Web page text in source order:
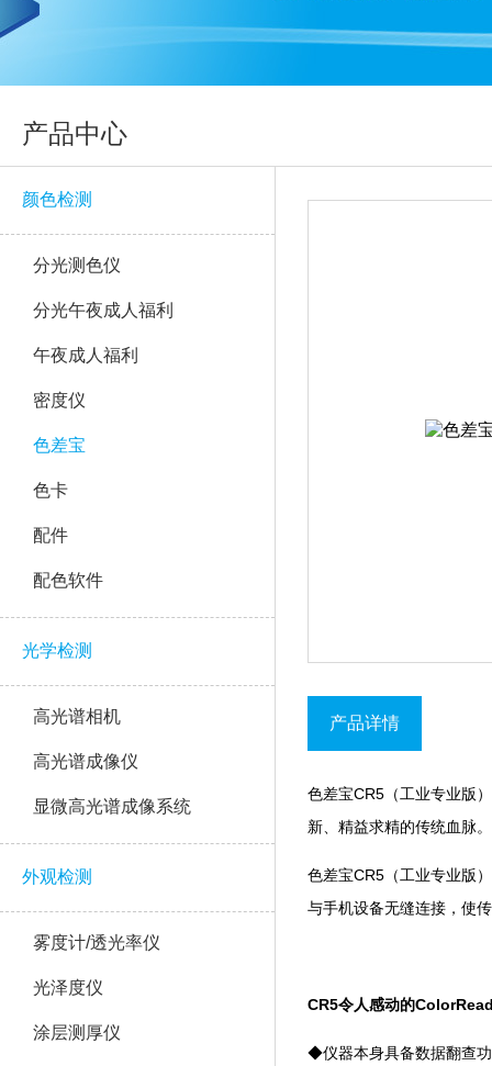
产品中心
颜色检测
分光测色仪
分光午夜成人福利
午夜成人福利
密度仪
色差宝
色卡
配件
配色软件
光学检测
高光谱相机
高光谱成像仪
显微高光谱成像系统
外观检测
雾度计/透光率仪
光泽度仪
涂层测厚仪
产品详情
色差宝CR5（工业专业版）
新、精益求精的传统血脉。
色差宝CR5（工业专业版）
与手机设备无缝连接，使
CR5令人感动的
◆仪器本身具备数据翻查